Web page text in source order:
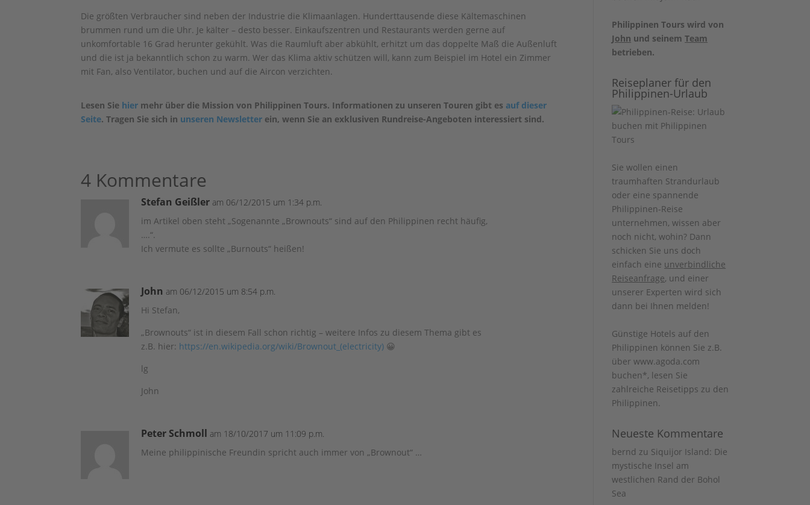
Die größten Verbraucher sind neben der Industrie die Klimaanlagen. Hunderttausende diese Kältemaschinen
brummen rund um die Uhr. Je kälter – desto besser. Einkaufszentren und Restaurants werden gerne auf
unkomfortable 16 Grad herunter gekühlt. Was die Raumluft aber abkühlt, erhitzt um das doppelte Maß die Außenluft
und die ist ja bekanntlich schon zu warm. Wer das Klima aktiv schützen will, kann zum Beispiel im Hotel ein Zimmer
mit Fan, also Ventilator, buchen und auf die Aircon verzichten.
Lesen Sie hier mehr über die Mission von Philippinen Tours. Informationen zu unseren Touren gibt es auf dieser
Seite. Tragen Sie sich in unseren Newsletter ein, wenn Sie an exklusiven Rundreise-Angeboten interessiert sind.
4 Kommentare
Stefan Geißler am 06/12/2015 um 1:34 p.m.
im Artikel oben steht „Sogenannte „Brownouts“ sind auf den Philippinen recht häufig,
….“.
Ich vermute es sollte „Burnouts“ heißen!
John am 06/12/2015 um 8:54 p.m.
Hi Stefan,
„Brownouts“ ist in diesem Fall schon richtig – weitere Infos zu diesem Thema gibt es
z.B. hier: https://en.wikipedia.org/wiki/Brownout_(electricity) 😀
lg
John
Peter Schmoll am 18/10/2017 um 11:09 p.m.
Meine philippinische Freundin spricht auch immer von „Brownout“ …
Philippinen Tours wird von
John und seinemTeam
betrieben.
Reiseplaner für den
Philippinen-Urlaub
Sie wollen einen
traumhaften Strandurlaub
oder eine spannende
Philippinen-Reise
unternehmen, wissen aber
noch nicht, wohin? Dann
schicken Sie uns doch
einfach eine unverbindliche
Reiseanfrage, und einer
unserer Experten wird sich
dann bei Ihnen melden!
Günstige Hotels auf den
Philippinen können Sie z.B.
über www.agoda.com
buchen*, lesen Sie
zahlreiche Reisetipps zu den
Philippinen.
Neueste Kommentare
bernd zu Siquijor Island: Die
mystische Insel am
westlichen Rand der Bohol
Sea